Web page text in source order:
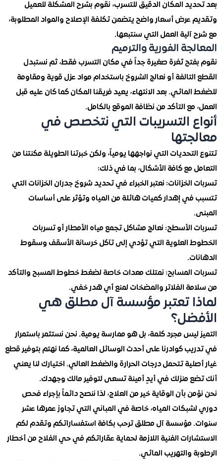
المكان الدقيق للتسرب، نقوم بشرح المشكلة للعميل
عرض أسعار واضح يتضمن تكلفة الإصلاح والمواد المطلوبة،
العمل التي سنتبعها.
الفورية والترميم
ثغرة صغيرة جداً في مكان التسرب فقط، ثم نستبدل
أو نعالج الشروخ باستخدام مواد عزل قوية ومقاومة
بعد الانتهاء، يعيد فريقنا المكان كما كان عليه قبل
مع التأكد من نظافة الموقع بالكامل.
التسريبات التي نتخصص في
التي نواجهها يومياً، ولكن خبرتنا الطويلة مكنتنا من
مع كافة الأشكال، بما في ذلك:
الخزانات: نعتبر الخبراء في تحديد شروخ جدران الخزانات التي
إهدار كميات هائلة من المياه وتؤثر على أساسات
الأسطح: نعالج مشاكل تجمع مياه الأمطار أو تسربات
العلوية التي تؤدي إلى تآكل خرسانة الأسقف وسقوط
المسابح: نمتلك معدات خاصة لضغط خطوط المسبح والتأكد
الفلاتر والمضخات لمنع أي هدر خفي.
تعتبر مؤسسة آل مطلق هي
ليس مجرد كلمة، بل هو ممارسة يومية. نحن نستثمر باستمرار
كوادرنا على أحدث الوسائل العالمية، كما نهتم بتوفير قطع
تتحمل درجات الحرارة والضغط العالي. اختيارك لنا يعني
منزلك في أيدٍ أمينة تسعى لتوفير مالك وجهدك.
بأن الوقاية خير من العلاج، لذا ننصح دائماً بإجراء فحص
المياه، خاصة في المباني التي تجاوز عمرها عشر
مؤسسة آل مطلق ترحب بكافة استفساراتكم وتقدم لكم
الفنية اللازمة لحماية عقاراتكم في حي الفلاح من أخطار
والتهريب المائي.